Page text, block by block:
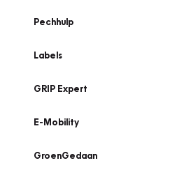
Pechhulp
Labels
GRIP Expert
E-Mobility
GroenGedaan